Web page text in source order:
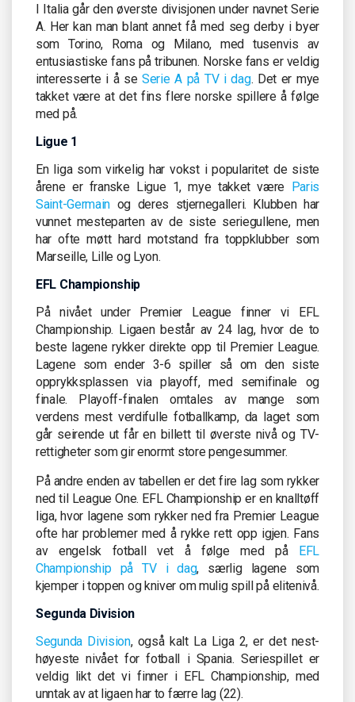
I Italia går den øverste divisjonen under navnet Serie
A. Her kan man blant annet få med seg derby i byer
som Torino, Roma og Milano, med tusenvis av
entusiastiske fans på tribunen. Norske fans er veldig
interesserte i å seSerie A på TV i dag. Det er mye
takket være at det fins flere norske spillere å følge
med på.
Ligue 1
En liga som virkelig har vokst i popularitet de siste
årene er franske Ligue 1, mye takket være Paris
Saint-Germain og deres stjernegalleri. Klubben har
vunnet mesteparten av de siste seriegullene, men
har ofte møtt hard motstand fra toppklubber som
Marseille, Lille og Lyon.
EFL Championship
På nivået under Premier League finner vi EFL
Championship. Ligaen består av 24 lag, hvor de to
beste lagene rykker direkte opp til Premier League.
Lagene som ender 3-6 spiller så om den siste
opprykksplassen via playoff, med semifinale og
finale. Playoff-finalen omtales av mange som
verdens mest verdifulle fotballkamp, da laget som
går seirende ut får en billett til øverste nivå og TV-
rettigheter som gir enormt store pengesummer.
På andre enden av tabellen er det fire lag som rykker
ned til League One. EFL Championship er en knalltøff
liga, hvor lagene som rykker ned fra Premier League
ofte har problemer med å rykke rett opp igjen. Fans
av engelsk fotball vet å følge med på EFL
Championship på TV i dag, særlig lagene som
kjemper i toppen og kniver om mulig spill på elitenivå.
Segunda Division
Segunda Division, også kalt La Liga 2, er det nest-
høyeste nivået for fotball i Spania. Seriespillet er
veldig likt det vi finner i EFL Championship, med
unntak av at ligaen har to færre lag (22).